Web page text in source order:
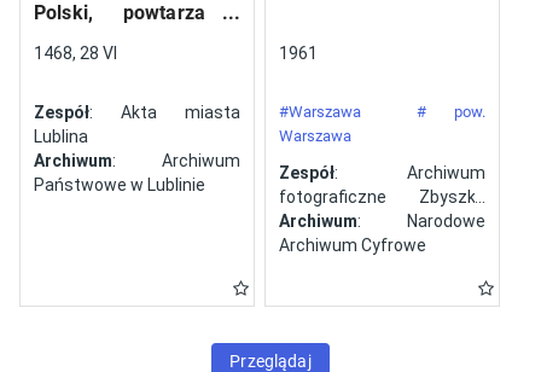
Polski, powtarza i
wystawiony w Lublinie,
Jana ze Szczekocin,
starostę
1468, 28 VI
Zespół: Akta miasta
Lublina
Archiwum: Archiwum
Państwowe w Lublinie
1961
#Warszawa
# pow.
Warszawa
Zespół: Archiwum
fotograficzne Zbyszka
Siemaszki
Archiwum: Narodowe
Archiwum Cyfrowe
Przeglądaj